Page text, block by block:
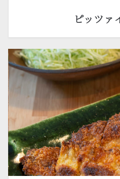
ピッツァ